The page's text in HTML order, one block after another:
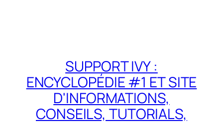
SUPPORT IVY :
ENCYCLOPÉDIE #1 ET SITE
D'INFORMATIONS,
CONSEILS, TUTORIALS,